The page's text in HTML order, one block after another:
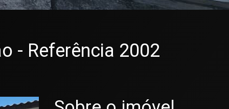
- Referência 2002